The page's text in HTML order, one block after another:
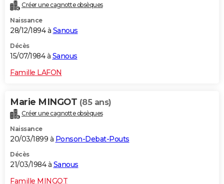
Créer une cagnotte obsèques
Naissance
28/12/1894 à Sanous
Décès
15/07/1984 à Sanous
Famille LAFON
Marie MINGOT (85 ans)
Créer une cagnotte obsèques
Naissance
20/03/1899 à Ponson-Debat-Pouts
Décès
21/03/1984 à Sanous
Famille MINGOT